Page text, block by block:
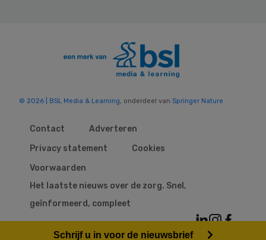
© 2026 | BSL Media & Learning, onderdeel van Springer Nature
Contact
Adverteren
Privacy statement
Cookies
Voorwaarden
Het laatste nieuws over de zorg. Snel,
geïnformeerd, compleet
Schrijf u in voor de nieuwsbrief